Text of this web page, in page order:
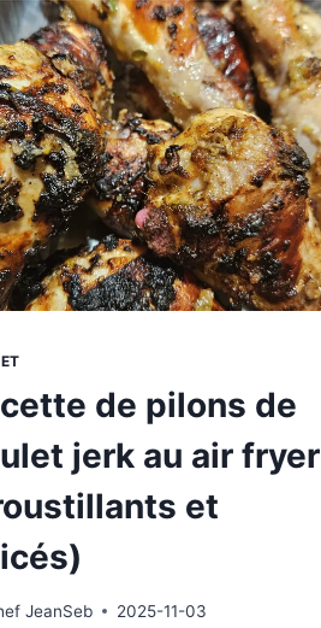
de pilons de
jerk au air fryer
et
JeanSeb 2025-11-03